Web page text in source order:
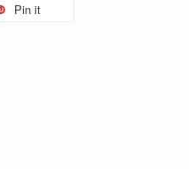
Pin it